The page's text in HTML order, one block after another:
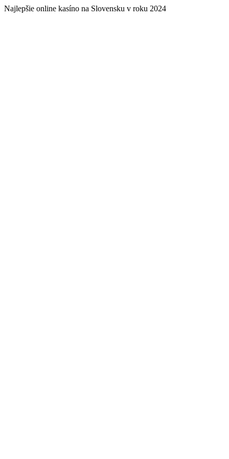
Najlepšie online kasíno na Slovensku v roku 2024